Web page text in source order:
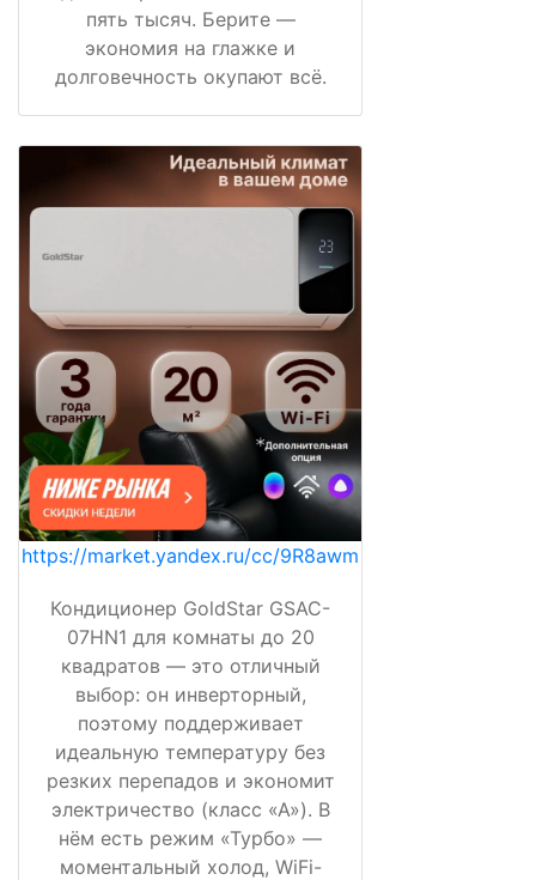
пять тысяч. Берите —
экономия на глажке и
долговечность окупают всё.
https://market.yandex.ru/cc/9R8awm
Кондиционер GoldStar GSAC-
07HN1 для комнаты до 20
квадратов — это отличный
выбор: он инверторный,
поэтому поддерживает
идеальную температуру без
резких перепадов и экономит
электричество (класс «А»). В
нём есть режим «Турбо» —
моментальный холод, WiFi-